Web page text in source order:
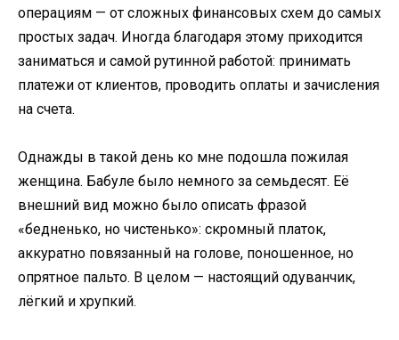
операциям — от сложных финансовых схем до самых
простых задач. Иногда благодаря этому приходится
заниматься и самой рутинной работой: принимать
платежи от клиентов, проводить оплаты и зачисления
на счета.
Однажды в такой день ко мне подошла пожилая
женщина. Бабуле было немного за семьдесят. Её
внешний вид можно было описать фразой
«бедненько, но чистенько»: скромный платок,
аккуратно повязанный на голове, поношенное, но
опрятное пальто. В целом — настоящий одуванчик,
лёгкий и хрупкий.